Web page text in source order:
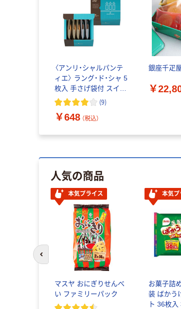
〈アンリ・シャルパンテ
ィエ〉 ラング・ド・シャ 5
枚入 手さげ袋付 スイー
ツ ギフト 洋菓子 焼き菓
(9)
￥648 （税込）
銀座千疋
￥
人気の商品
本気プライス
マスヤ おにぎりせんべ
い ファミリーパック
本気プ
お菓子詰
装 ばかうけ 4種アソー
ト 36枚入 3個 お
前のスライドへ